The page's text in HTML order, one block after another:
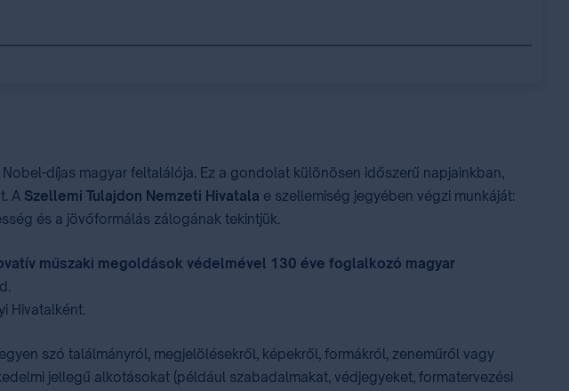
díjas magyar feltalálója. Ez a gondolat különösen időszerű napjainkban,
A Szellemi Tulajdon Nemzeti Hivatala e szellemiség jegyében végzi munkáját:
és a jövőformálás zálogának tekintjük.
műszaki megoldások védelmével 130 éve foglalkozó magyar
Hivatalként.
szó találmányról, megjelölésekről, képekről, formákról, zeneműről vagy
jellegű alkotásokat (például szabadalmakat, védjegyeket, formatervezési